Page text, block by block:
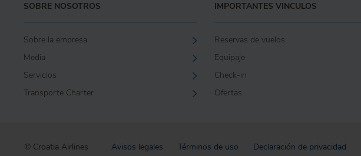
SOBRE NOSOTROS
Sobre la empresa
Media
Servicios
Transporte Charter
IMPORTANTES VINCULOS
Reservas de vuelos
Equipaje
Check-in
Ofertas
© Croatia Airlines Avisos legales Términos de uso Declaración de privacidad